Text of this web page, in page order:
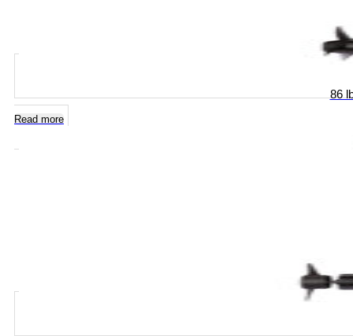
86
Read more